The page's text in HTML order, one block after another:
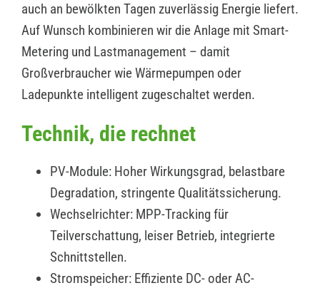
auch an bewölkten Tagen zuverlässig Energie liefert.
Auf Wunsch kombinieren wir die Anlage mit Smart-
Metering und Lastmanagement – damit
Großverbraucher wie Wärmepumpen oder
Ladepunkte intelligent zugeschaltet werden.
Technik, die rechnet
PV-Module: Hoher Wirkungsgrad, belastbare
Degradation, stringente Qualitätssicherung.
Wechselrichter: MPP-Tracking für
Teilverschattung, leiser Betrieb, integrierte
Schnittstellen.
Stromspeicher: Effiziente DC- oder AC-